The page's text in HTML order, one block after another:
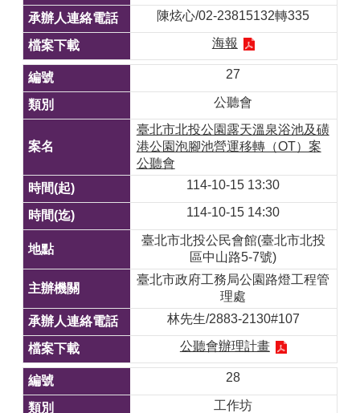
陳炫心/02-23815132轉335
海報
27
公聽會
臺北市北投公園露天溫泉浴池及磺
港公園泡腳池營運移轉（OT）案
公聽會
114-10-15 13:30
114-10-15 14:30
臺北市北投公民會館(臺北市北投
區中山路5-7號)
臺北市政府工務局公園路燈工程管
理處
林先生/2883-2130#107
公聽會辦理計畫
28
工作坊